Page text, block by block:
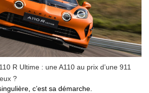
R Ultime : une A110 au prix d’une 911
?
c’est sa démarche.